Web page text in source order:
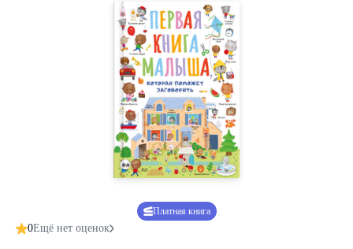
Платная книга
0Ещё нет оценок